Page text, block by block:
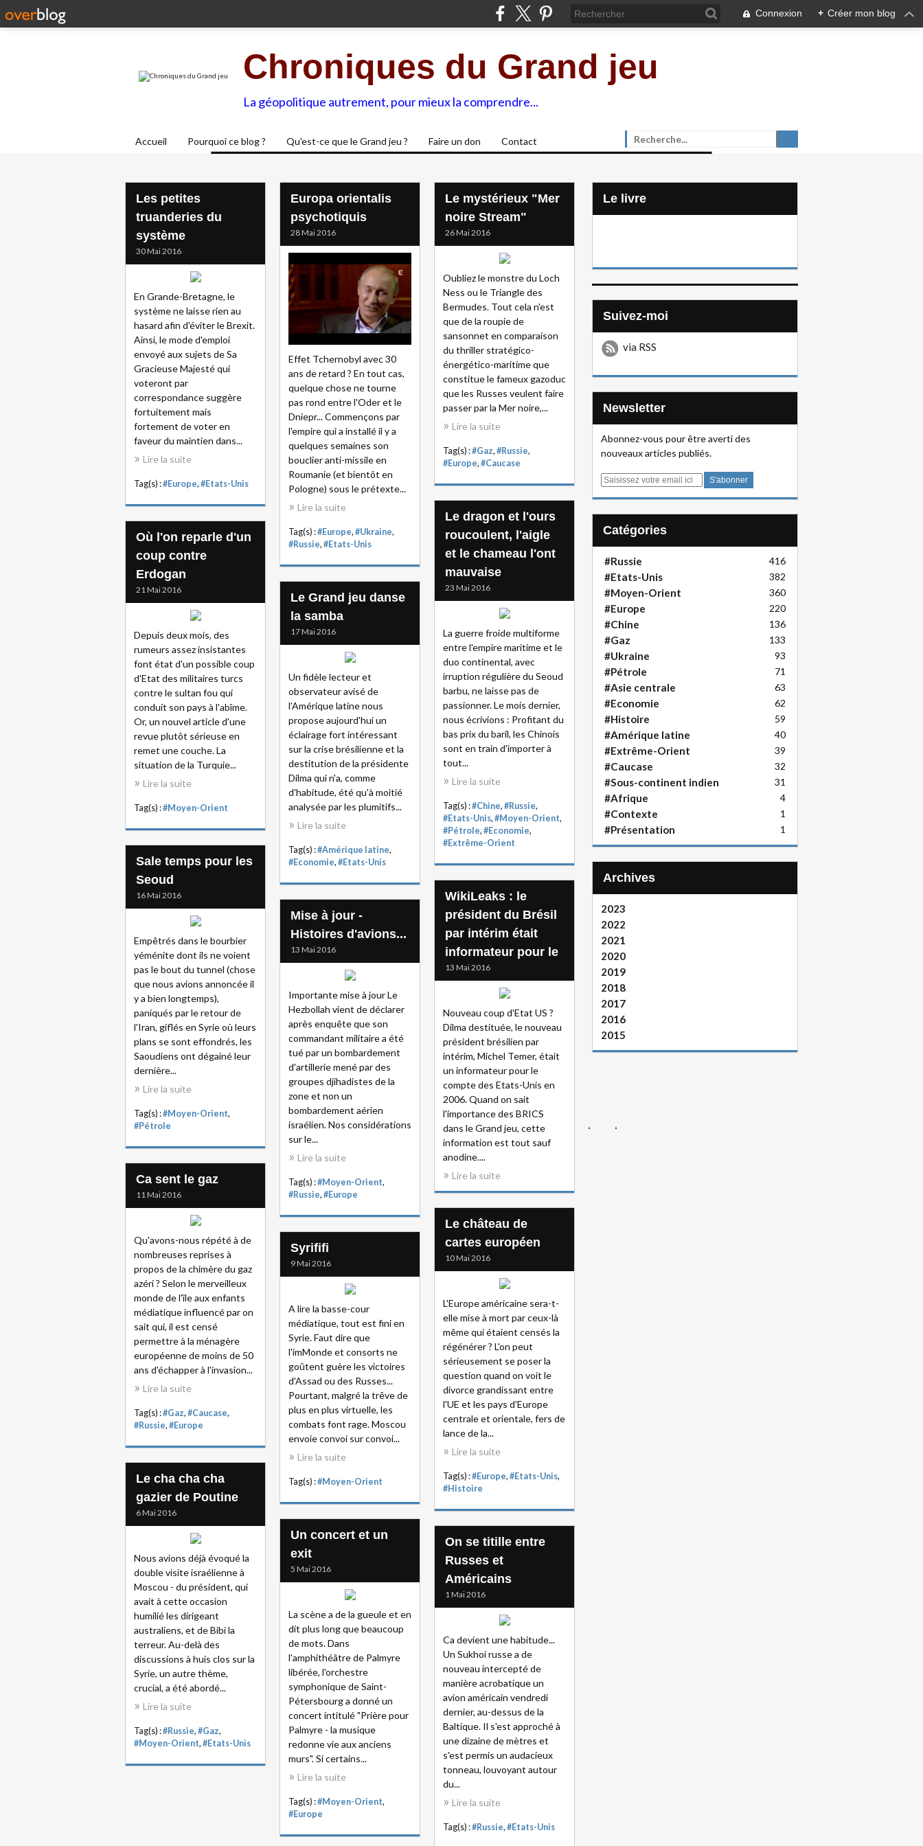
Connexion + Créer mon blog
Chroniques du Grand jeu
La géopolitique autrement, pour mieux la comprendre...
Accueil Pourquoi ce blog ? Qu'est-ce que le Grand jeu ? Faire un don Contact
Les petites
truanderies du
système
30 Mai 2016
En Grande-Bretagne, le
système ne laisse rien au
hasard afin d'éviter le Brexit.
Ainsi, le mode d'emploi
envoyé aux sujets de Sa
Gracieuse Majesté qui
voteront par
correspondance suggère
fortuitement mais
fortement de voter en
faveur du maintien dans...
Lire la suite
Tag(s) :#Europe, #Etats-Unis
Europa orientalis
psychotiquis
28 Mai 2016
Effet Tchernobyl avec 30
ans de retard ? En tout cas,
quelque chose ne tourne
pas rond entre l'Oder et le
Dniepr... Commençons par
l'empire qui a installé il y a
quelques semaines son
bouclier anti-missile en
Roumanie (et bientôt en
Pologne) sous le prétexte...
Lire la suite
Tag(s) :#Europe, #Ukraine,
#Russie, #Etats-Unis
Le mystérieux "Mer
noire Stream"
26 Mai 2016
Oubliez le monstre du Loch
Ness ou le Triangle des
Bermudes. Tout cela n'est
que de la roupie de
sansonnet en comparaison
du thriller stratégico-
énergético-maritime que
constitue le fameux gazoduc
que les Russes veulent faire
passer par la Mer noire,...
Lire la suite
Tag(s) :#Gaz, #Russie,
#Europe, #Caucase
Le dragon et l'ours
roucoulent, l'aigle
et le chameau l'ont
mauvaise
23 Mai 2016
La guerre froide multiforme
entre l'empire maritime et le
duo continental, avec
irruption régulière du Seoud
barbu, ne laisse pas de
passionner. Le mois dernier,
nous écrivions : Profitant du
bas prix du baril, les Chinois
sont en train d'importer à
tout...
Lire la suite
Tag(s) :#Chine, #Russie,
#Etats-Unis, #Moyen-Orient,
#Pétrole, #Economie,
#Extrême-Orient
Où l'on reparle d'un
coup contre
Erdogan
21 Mai 2016
Depuis deux mois, des
rumeurs assez insistantes
font état d'un possible coup
d'Etat des militaires turcs
contre le sultan fou qui
conduit son pays à l'abîme.
Or, un nouvel article d'une
revue plutôt sérieuse en
remet une couche. La
situation de la Turquie...
Lire la suite
Tag(s) :#Moyen-Orient
Le Grand jeu danse
la samba
17 Mai 2016
Un fidèle lecteur et
observateur avisé de
l'Amérique latine nous
propose aujourd'hui un
éclairage fort intéressant
sur la crise brésilienne et la
destitution de la présidente
Dilma qui n'a, comme
d'habitude, été qu'à moitié
analysée par les plumitifs...
Lire la suite
Tag(s) :#Amérique latine,
#Economie, #Etats-Unis
Sale temps pour les
Seoud
16 Mai 2016
Empêtrés dans le bourbier
yéménite dont ils ne voient
pas le bout du tunnel (chose
que nous avions annoncée il
y a bien longtemps),
paniqués par le retour de
l'Iran, giflés en Syrie où leurs
plans se sont effondrés, les
Saoudiens ont dégainé leur
dernière...
Lire la suite
Tag(s) :#Moyen-Orient,
#Pétrole
WikiLeaks : le
président du Brésil
par intérim était
informateur pour le
13 Mai 2016
Nouveau coup d'Etat US ?
Dilma destituée, le nouveau
président brésilien par
intérim, Michel Temer, était
un informateur pour le
compte des Etats-Unis en
2006. Quand on sait
l'importance des BRICS
dans le Grand jeu, cette
information est tout sauf
anodine....
Lire la suite
Mise à jour -
Histoires d'avions...
13 Mai 2016
Importante mise à jour Le
Hezbollah vient de déclarer
après enquête que son
commandant militaire a été
tué par un bombardement
d'artillerie mené par des
groupes djihadistes de la
zone et non un
bombardement aérien
israélien. Nos considérations
sur le...
Lire la suite
Tag(s) :#Moyen-Orient,
#Russie, #Europe
Ca sent le gaz
11 Mai 2016
Qu'avons-nous répété à de
nombreuses reprises à
propos de la chimère du gaz
azéri ? Selon le merveilleux
monde de l'île aux enfants
médiatique influencé par on
sait qui, il est censé
permettre à la ménagère
européenne de moins de 50
ans d'échapper à l'invasion...
Lire la suite
Tag(s) :#Gaz, #Caucase,
#Russie, #Europe
Le château de
cartes européen
10 Mai 2016
L'Europe américaine sera-t-
elle mise à mort par ceux-là
même qui étaient censés la
régénérer ? L'on peut
sérieusement se poser la
question quand on voit le
divorce grandissant entre
l'UE et les pays d'Europe
centrale et orientale, fers de
lance de la...
Lire la suite
Tag(s) :#Europe, #Etats-Unis,
#Histoire
Syrififi
9 Mai 2016
A lire la basse-cour
médiatique, tout est fini en
Syrie. Faut dire que
l'imMonde et consorts ne
goûtent guère les victoires
d'Assad ou des Russes...
Pourtant, malgré la trêve de
plus en plus virtuelle, les
combats font rage. Moscou
envoie convoi sur convoi...
Lire la suite
Tag(s) :#Moyen-Orient
Le cha cha cha
gazier de Poutine
6 Mai 2016
Nous avions déjà évoqué la
double visite israélienne à
Moscou - du président, qui
avait à cette occasion
humilié les dirigeant
australiens, et de Bibi la
terreur. Au-delà des
discussions à huis clos sur la
Syrie, un autre thème,
crucial, a été abordé...
Lire la suite
Tag(s) :#Russie, #Gaz,
#Moyen-Orient, #Etats-Unis
Un concert et un
exit
5 Mai 2016
La scène a de la gueule et en
dit plus long que beaucoup
de mots. Dans
l'amphithéâtre de Palmyre
libérée, l'orchestre
symphonique de Saint-
Pétersbourg a donné un
concert intitulé "Prière pour
Palmyre - la musique
redonne vie aux anciens
murs". Si certains...
Lire la suite
Tag(s) :#Moyen-Orient,
#Europe
On se titille entre
Russes et
Américains
1 Mai 2016
Ca devient une habitude...
Un Sukhoi russe a de
nouveau intercepté de
manière acrobatique un
avion américain vendredi
dernier, au-dessus de la
Baltique. Il s'est approché à
une dizaine de mètres et
s'est permis un audacieux
tonneau, louvoyant autour
du...
Lire la suite
Tag(s) :#Russie, #Etats-Unis
Le livre
Suivez-moi
via RSS
Newsletter
Abonnez-vous pour être averti des
nouveaux articles publiés.
E
Catégories
#Russie 416
#Etats-Unis 382
#Moyen-Orient 360
#Europe 220
#Chine 136
#Gaz 133
#Ukraine 93
#Pétrole 71
#Asie centrale 63
#Economie 62
#Histoire 59
#Amérique latine 40
#Extrême-Orient 39
#Caucase 32
#Sous-continent indien 31
#Afrique 4
#Contexte 1
#Présentation 1
Archives
2023
2022
2021
2020
2019
2018
2017
2016
2015